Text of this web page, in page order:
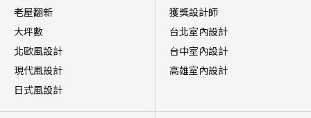
老屋翻新
大坪數
北歐風設計
現代風設計
日式風設計
獲獎設計師
台北室內設計
台中室內設計
高雄室內設計